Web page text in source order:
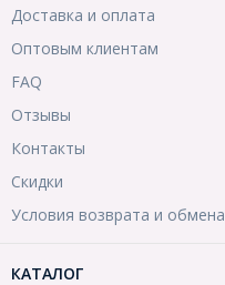
Доставка и оплата
Оптовым клиентам
FAQ
Отзывы
Контакты
Скидки
Условия возврата и обмена
КАТАЛОГ